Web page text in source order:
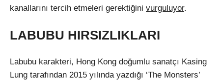
kanallarını tercih etmeleri gerektiğini vurguluyor.
LABUBU HIRSIZLIKLARI
Labubu karakteri, Hong Kong doğumlu sanatçı Kasing
Lung tarafından 2015 yılında yazdığı ‘The Monsters’